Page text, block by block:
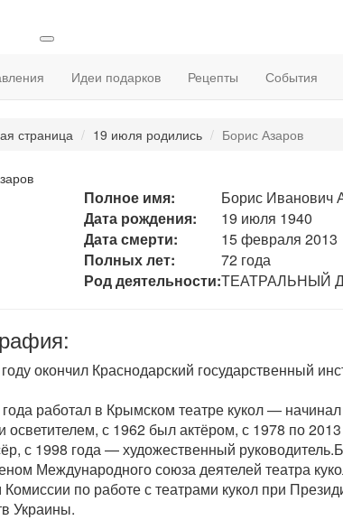
Идеи подарков Рецепты События
страница 19 июля родились Борис Азаров
Полное имя:
Борис Иванович
Дата рождения:
19 июля 1940
Дата смерти:
15 февраля 2013
Полных лет:
72 года
Род деятельности:ТЕАТРАЛЬНЫЙ
окончил Краснодарский государственный
работал в Крымском театре кукол —
осветителем, с 1962 был актёром, с 1978 по
с 1998 года — художественный
Международного союза деятелей театра
Комиссии по работе с театрами кукол при
Украины.